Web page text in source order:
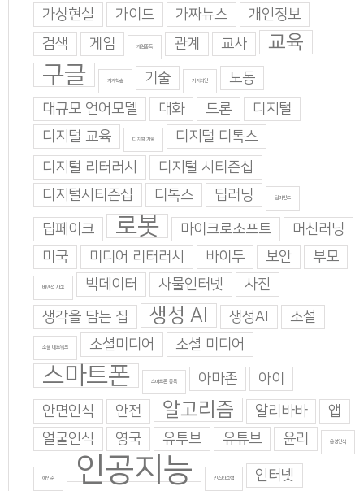
가상현실 가이드 가짜뉴스
개인정보
검색
게임 게임중독 관계 교사 교육
구글 기계학습 기술 기지과인
노동
대규모 언어모델
대화 드론
디지털
디지털 교육
디지털 기술
디지털 디톡스
디지털 리터러시
디지털 시티즌십
디지털시티즌십
디톡스 딥러닝 딥마인드
딥페이크 로봇 마이크로소프트
머신러닝
미국
미디어 리터러시 바이두 보안 부모
비판적 사고 빅데이터 사물인터넷
사진
생각을 담는 집
생성 AI 생성AI 소설
소셜 네트워크 소셜미디어 소셜 미디어
스마트폰 스마트폰 중독 아마존
아이
안면인식
안전 알고리즘 알리바바
앱
얼굴인식
영국 유투브 유튜브 윤리 음성인식
이인준 인공지능 인스타그램 인터넷